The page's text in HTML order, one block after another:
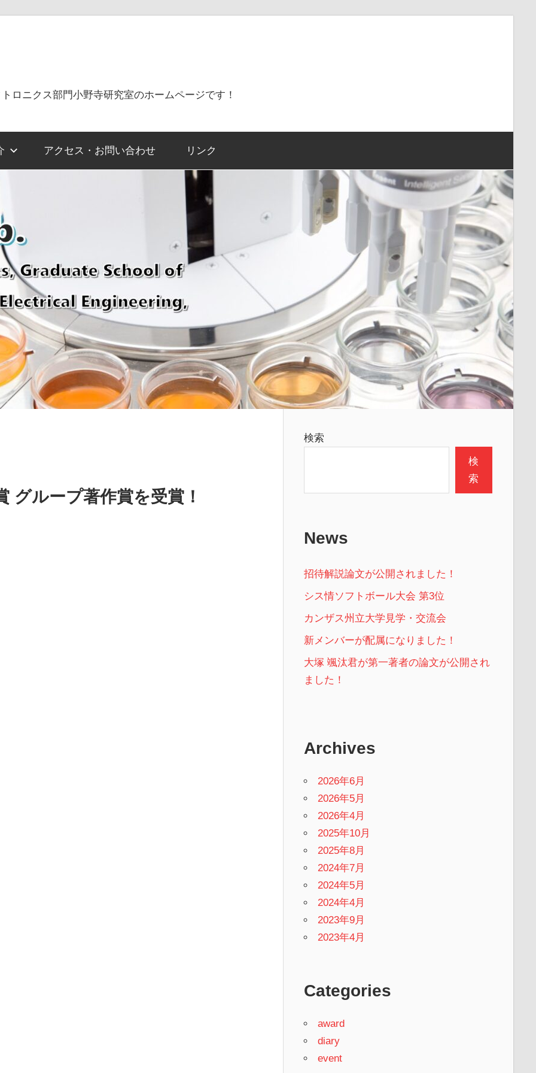
ロニクス部門小野寺研究室のホームページです！
アクセス・お問い合わせ リンク
グループ著作賞を受賞！
検索
検
索
News
招待解説論文が公開されました！
シス情ソフトボール大会 第3位
カンザス州立大学見学・交流会
新メンバーが配属になりました！
大塚 颯汰君が第一著者の論文が公開され
ました！
Archives
2026年6月
2026年5月
2026年4月
2025年10月
2025年8月
2024年7月
2024年5月
2024年4月
2023年9月
2023年4月
Categories
award
diary
event